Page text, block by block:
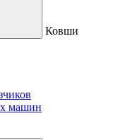
Ковши
машин